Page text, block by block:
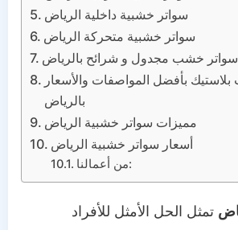
سواتر خشبية داخلية الرياض
سواتر خشبية متحركة الرياض
خشب مجدول و شرائح بالرياض
بأفضل المواصفات والأسعار
بالرياض
مميزات سواتر خشبية الرياض
أسعار سواتر خشبية الرياض
من أعمالنا:
تمثل الحل الأمثل للأفراد